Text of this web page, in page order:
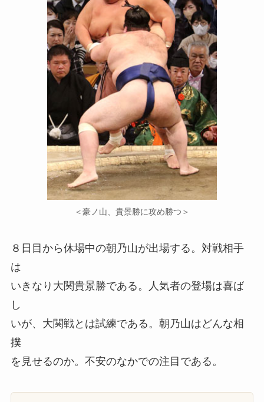
＜豪ノ山、貴景勝に攻め勝つ＞
８日目から休場中の朝乃山が出場する。対戦相手
は
いきなり大関貴景勝である。人気者の登場は喜ば
し
いが、大関戦とは試練である。朝乃山はどんな相
撲
を見せるのか。不安のなかでの注目である。